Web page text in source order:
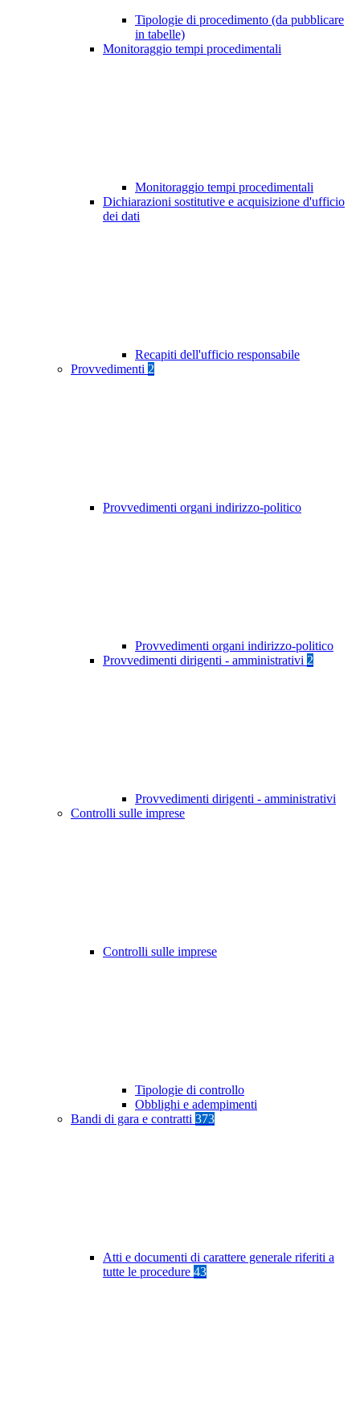
Tipologie di procedimento (da pubblicare
in tabelle)
Monitoraggio tempi procedimentali
Monitoraggio tempi procedimentali
Dichiarazioni sostitutive e acquisizione d'ufficio
dei dati
Recapiti dell'ufficio responsabile
Provvedimenti 2
Provvedimenti organi indirizzo-politico
Provvedimenti organi indirizzo-politico
Provvedimenti dirigenti - amministrativi 2
Provvedimenti dirigenti - amministrativi
Controlli sulle imprese
Controlli sulle imprese
Tipologie di controllo
Obblighi e adempimenti
Bandi di gara e contratti 373
Atti e documenti di carattere generale riferiti a
tutte le procedure 43